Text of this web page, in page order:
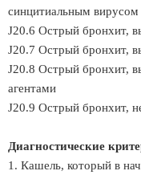
синцитиальным вирусом
J20.6 Острый бронхит,
J20.7 Острый бронхит,
J20.8 Острый бронхит,
агентами
J20.9 Острый бронхит,
Диагностические
1. Кашель, который в